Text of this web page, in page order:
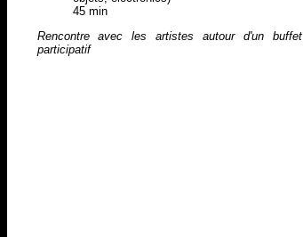
45 min
Rencontre avec les artistes autour d'un buffet
participatif